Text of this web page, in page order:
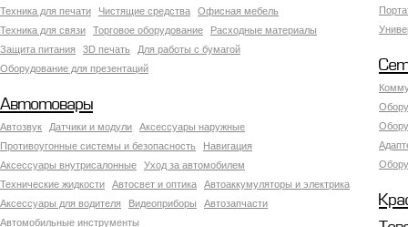
Техника для печати Чистящие средства
Офисная мебель
Техника для связи
Торговое оборудование
Расходные материалы
Защита питания
3D печать
Для работы с бумагой
Оборудование для презентаций
Автотовары
Автозвук Датчики и модули
Аксессуары наружные
Противоугонные системы и безопасность
Навигация
Аксесcуары внутрисалонные
Уход за автомобилем
Технические жидкости
Автосвет и оптика
Автоаккумуляторы и электрика
Аксессуары для водителя
Видеоприборы
Автозапчасти
Автомобильные инструменты